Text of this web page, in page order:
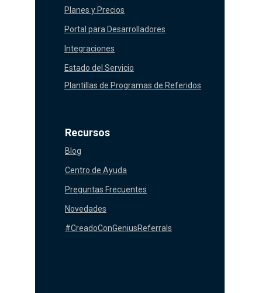
Blog
#CreadoConGeniusReferrals
Novedades
Preguntas Frecuentes
Centro de Ayuda
Recursos
Integraciones
Plantillas de Programas de Referidos
Estado del Servicio
Portal para Desarrolladores
Planes y Precios